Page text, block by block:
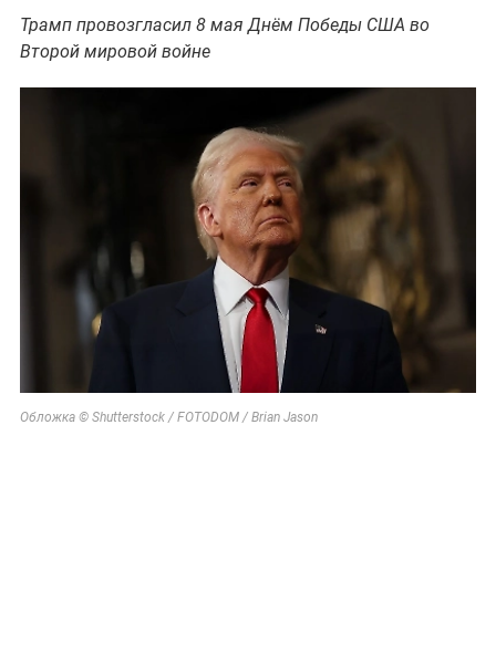
Трамп провозгласил 8 мая Днём Победы США во
Второй мировой войне
Обложка © Shutterstock / FOTODOM / Brian Jason